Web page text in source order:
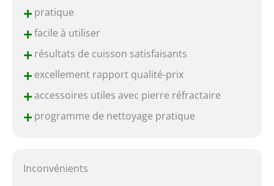
+pratique
+facile à utiliser
+résultats de cuisson satisfaisants
+excellement rapport qualité-prix
+accessoires utiles avec pierre réfractaire
+programme de nettoyage pratique
Inconvénients